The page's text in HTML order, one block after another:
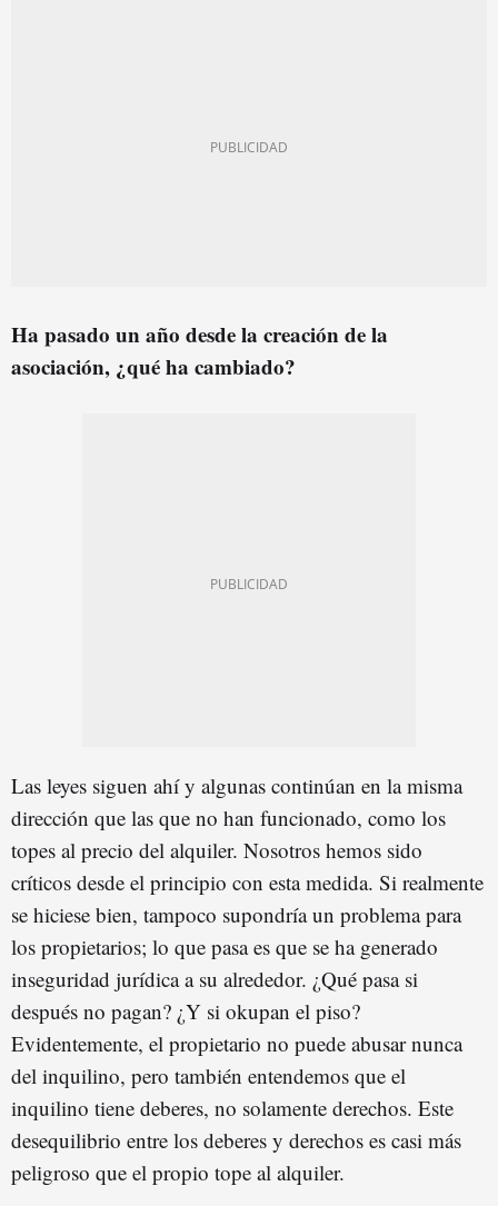
Ha pasado un año desde la creación de la
asociación, ¿qué ha cambiado?
Las leyes siguen ahí y algunas continúan en la misma
dirección que las que no han funcionado, como los
topes al precio del alquiler. Nosotros hemos sido
críticos desde el principio con esta medida. Si realmente
se hiciese bien, tampoco supondría un problema para
los propietarios; lo que pasa es que se ha generado
inseguridad jurídica a su alrededor. ¿Qué pasa si
después no pagan? ¿Y si okupan el piso?
Evidentemente, el propietario no puede abusar nunca
del inquilino, pero también entendemos que el
inquilino tiene deberes, no solamente derechos. Este
desequilibrio entre los deberes y derechos es casi más
peligroso que el propio tope al alquiler.